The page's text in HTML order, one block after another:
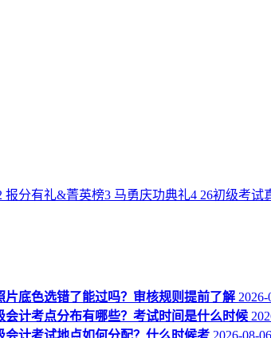
报分有礼&菁英榜3 马勇庆功典礼4 26初级考试
片底色选错了能过吗？审核规则提前了解 2026-
会计考点分布有哪些？考试时间是什么时候